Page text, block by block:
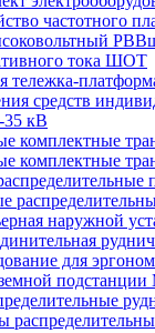
частотного
тока ШОТ
тележка-
средств
кВ
комплектные
комплектные
наружной
для